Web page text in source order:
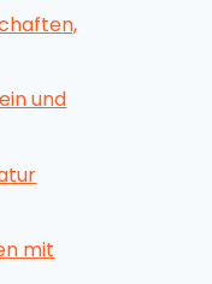
und
mit